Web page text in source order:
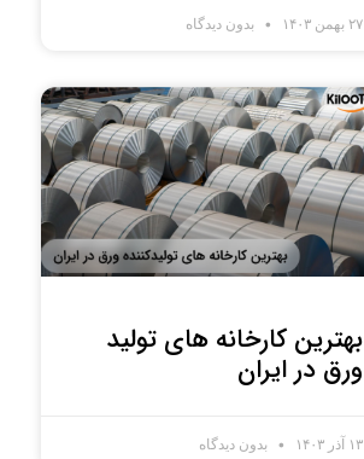
۲۷ بهمن ۱۴۰۳ بدون دیدگاه
بهترین کارخانه های تولید
ورق در ایران
۱۳ آذر ۱۴۰۳ بدون دیدگاه